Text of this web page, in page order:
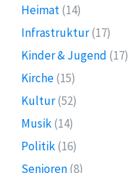
Heimat(14)
Infrastruktur(17)
Kinder & Jugend (17)
Kirche(15)
Kultur(52)
Musik(14)
Politik(16)
Senioren(8)